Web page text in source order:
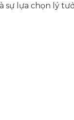
sự lựa chọn lý